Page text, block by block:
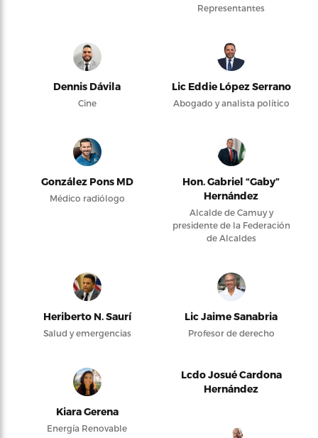
Representantes
Dennis Dávila
Cine
Lic Eddie López Serrano
Abogado y analista político
González Pons MD
Médico radiólogo
Hon. Gabriel “Gaby”
Hernández
Alcalde de Camuy y
presidente de la Federación
de Alcaldes
Heriberto N. Saurí
Salud y emergencias
Lic Jaime Sanabria
Profesor de derecho
Kiara Gerena
Energía Renovable
Lcdo Josué Cardona
Hernández